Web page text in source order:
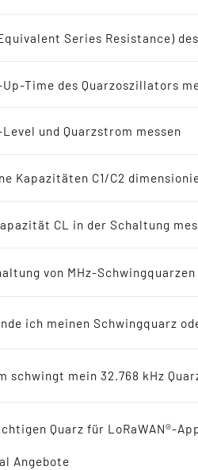
kHz Lösungen
Angebote
Series Resistance)
Time des Quarzoszillators
und Quarzstrom messen
Kapazitäten C1/C2
CL in der Schaltung
von MHz-Schwingquarzen
ich meinen Schwingquarz
schwingt mein 32.768 kHz
Quarz für LoRaWAN®-
SMD TCXO
mm 16.0 -